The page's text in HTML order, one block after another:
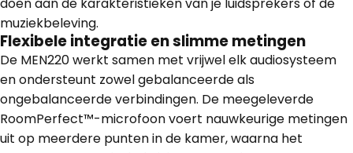
doen aan de karakteristieken van je luidsprekers of de
muziekbeleving.
Flexibele integratie en slimme metingen
De MEN220 werkt samen met vrijwel elk audiosysteem
en ondersteunt zowel gebalanceerde als
ongebalanceerde verbindingen. De meegeleverde
RoomPerfect™-microfoon voert nauwkeurige metingen
uit op meerdere punten in de kamer, waarna het